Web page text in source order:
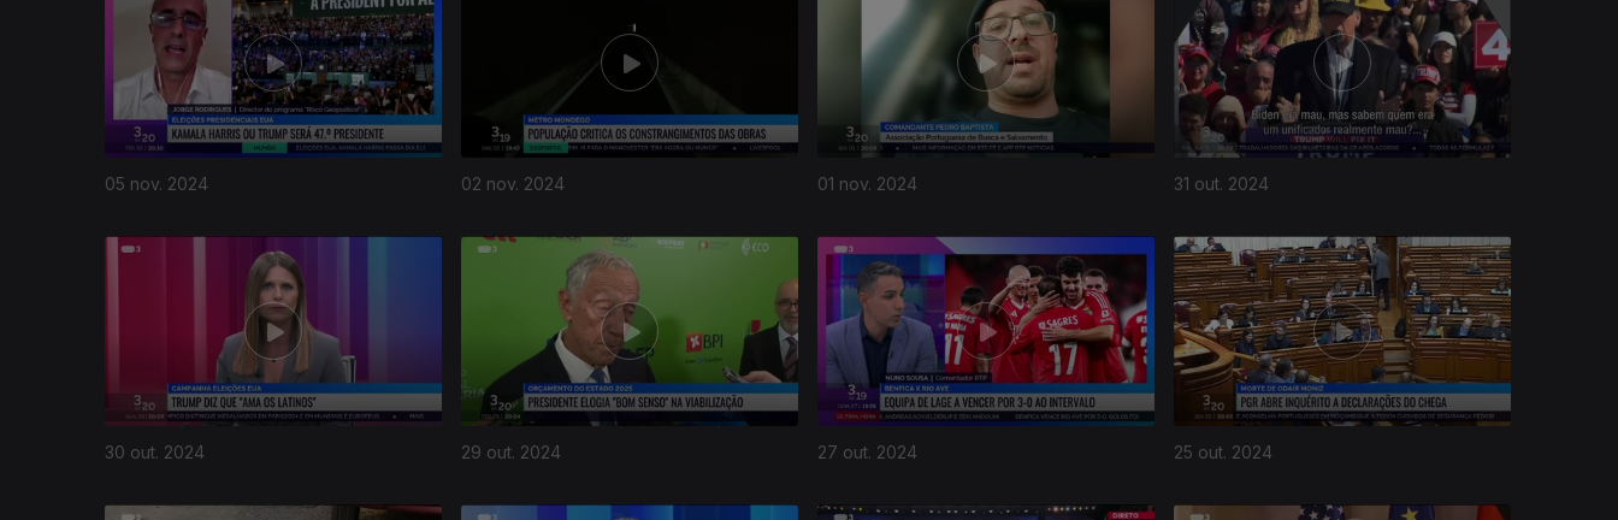
05 nov. 2024 02 nov. 2024 01 nov. 2024 31 out. 2024
30 out. 2024 29 out. 2024 27 out. 2024 25 out. 2024